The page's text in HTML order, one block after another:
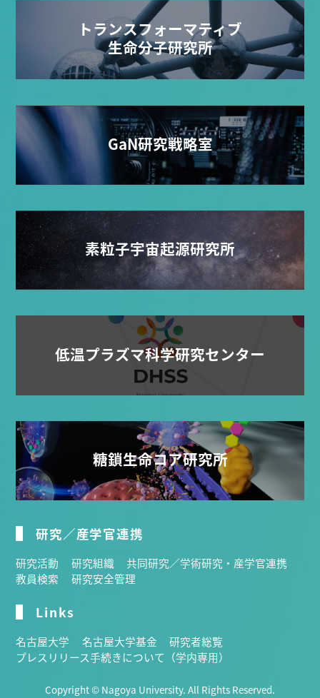
トランスフォーマティブ
生命分子研究所
GaN研究戦略室
素粒子宇宙起源研究所
低温プラズマ科学研究センター
糖鎖生命コア研究所
研究／産学官連携
研究活動 研究組織
共同研究／学術研究・産学官連携
教員検索
研究安全管理
Links
名古屋大学 名古屋大学基金
研究者総覧
プレスリリース手続きについて（学内専用）
Copyright © Nagoya University. All Rights Reserved.